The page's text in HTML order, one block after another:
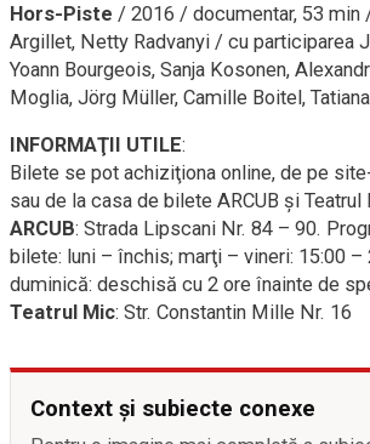
Hors-Piste / 2016 / documentar, 53 min
Argillet, Netty Radvanyi / cu participarea
Yoann Bourgeois, Sanja Kosonen,
Moglia, Jörg Müller, Camille Boitel,
INFORMAŢII UTILE:
Bilete se pot achiziţiona online, de pe
sau de la casa de bilete ARCUB şi Teatrul
ARCUB: Strada Lipscani Nr. 84 – 90.
bilete: luni – închis; marţi – vineri: 15:00 –
duminică: deschisă cu 2 ore înainte de
Teatrul Mic: Str. Constantin Mille Nr. 16
Context și subiecte conexe